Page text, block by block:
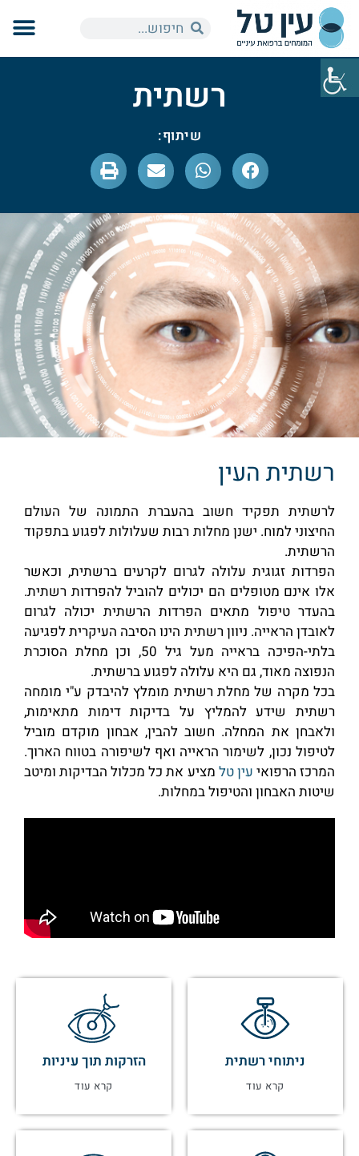
רשתית
שיתוף:
רשתית העין
לרשתית תפקיד חשוב בהעברת התמונה של העולם
החיצוני למוח. ישנן מחלות רבות שעלולות לפגוע בתפקוד
הרשתית.
הפרדות זגוגית עלולה לגרום לקרעים ברשתית, וכאשר
אלו אינם מטופלים הם יכולים להוביל להפרדות רשתית.
בהעדר טיפול מתאים הפרדות הרשתית יכולה לגרום
לאובדן הראייה. ניוון רשתית הינו הסיבה העיקרית לפגיעה
בלתי-הפיכה בראייה מעל גיל 50, וכן מחלת הסוכרת
הנפוצה מאוד, גם היא עלולה לפגוע ברשתית.
בכל מקרה של מחלת רשתית מומלץ להיבדק ע"י מומחה
רשתית שידע להמליץ על בדיקות דימות מתאימות,
ולאבחן את המחלה. חשוב להבין, אבחון מוקדם מוביל
לטיפול נכון, לשימור הראייה ואף לשיפורה בטווח הארוך.
המרכז הרפואי עיןטל מציע את כל מכלול הבדיקות ומיטב
שיטות האבחון והטיפול במחלות.
ניתוחי רשתית
קרא עוד
הזרקות תוך עיניות
קרא עוד